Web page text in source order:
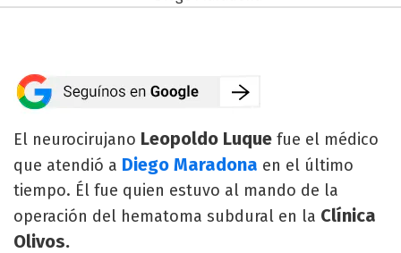
El neurocirujano Leopoldo Luque fue el médico
que atendió a Diego Maradona en el último
tiempo. Él fue quien estuvo al mando de la
operación del hematoma subdural en la Clínica
Olivos.